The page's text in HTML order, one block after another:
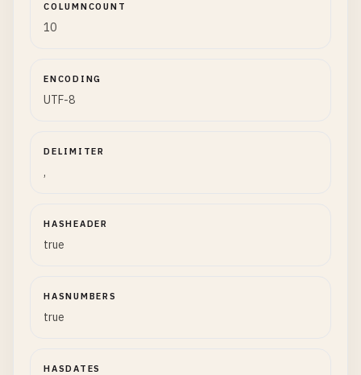
COLUMNCOUNT
10
ENCODING
UTF-8
DELIMITER
,
HASHEADER
true
HASNUMBERS
true
HASDATES